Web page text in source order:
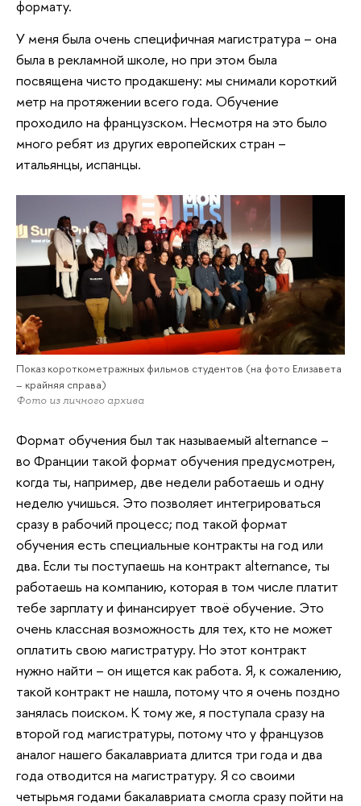
формату.
У меня была очень специфичная магистратура – она
была в рекламной школе, но при этом была
посвящена чисто продакшену: мы снимали короткий
метр на протяжении всего года. Обучение
проходило на французском. Несмотря на это было
много ребят из других европейских стран –
итальянцы, испанцы.
Показ короткометражных фильмов студентов (на фото Елизавета
– крайняя справа)
Фото из личного архива
Формат обучения был так называемый alternance –
во Франции такой формат обучения предусмотрен,
когда ты, например, две недели работаешь и одну
неделю учишься. Это позволяет интегрироваться
сразу в рабочий процесс; под такой формат
обучения есть специальные контракты на год или
два. Если ты поступаешь на контракт alternance, ты
работаешь на компанию, которая в том числе платит
тебе зарплату и финансирует твоё обучение. Это
очень классная возможность для тех, кто не может
оплатить свою магистратуру. Но этот контракт
нужно найти – он ищется как работа. Я, к сожалению,
такой контракт не нашла, потому что я очень поздно
занялась поиском. К тому же, я поступала сразу на
второй год магистратуры, потому что у французов
аналог нашего бакалавриата длится три года и два
года отводится на магистратуру. Я со своими
четырьмя годами бакалавриата смогла сразу пойти на